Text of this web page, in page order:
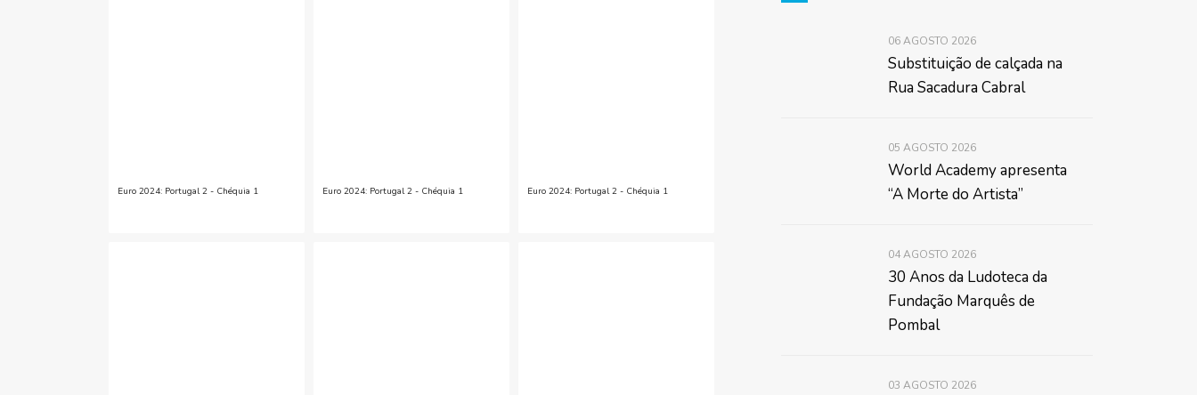
Euro 2024: Portugal 2 - Chéquia 1 Euro 2024: Portugal 2 - Chéquia 1 Euro 2024: Portugal 2 - Chéquia 1
06 AGOSTO 2026
Substituição de calçada na
Rua Sacadura Cabral
05 AGOSTO 2026
World Academy apresenta
“A Morte do Artista”
04 AGOSTO 2026
30 Anos da Ludoteca da
Fundação Marquês de
Pombal
03 AGOSTO 2026